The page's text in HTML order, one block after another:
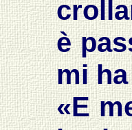
è
mi
«E